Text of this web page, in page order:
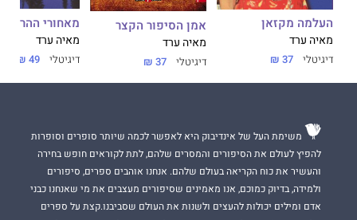
העלמה מקזאן
מאיה ערד
דיגיטלי 37 ₪
אמן הסיפור הקצר
מאיה ערד
דיגיטלי 37 ₪
מאחורי ההר
מאיה ערד
דיגיטלי 49 ₪
משימת העל של אינדיבוק היא לאפשר לכמה שיותר סופרים וסופרות
להפיץ לעולם את הסיפורים והמסרים שלהם, לתת לקוראים חופש בחירה
והעשיר את כוח הקריאה בעולם שלהם. אנחנו אוהבים ספרים, סיפורים
ולמידה, בדיוק כמוכם, אנו מאמינים שסיפורים מעצבים את מי שאנחנו כבני
אדם ומילים יכולות להעצים ולשנות את העולם שסביבנו.קצת על ספרים